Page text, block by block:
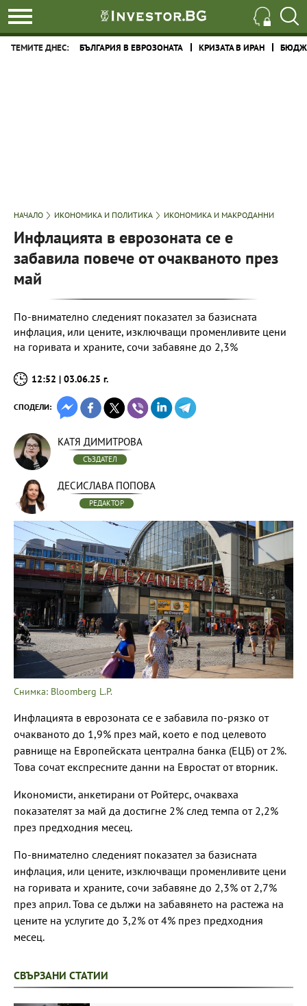
ТЕМИТЕ ДНЕС: БЪЛГАРИЯ В ЕВРОЗОНАТА КРИЗАТА В ИРАН
НАЧАЛО ИКОНОМИКА И ПОЛИТИКА ИКОНОМИКА И МАКРОДАННИ
Инфлацията в еврозоната се е
забавила повече от очакваното през
май
По-внимателно следеният показател за базисната
инфлация, или цените, изключващи променливите цени
на горивата и храните, сочи забавяне до 2,3%
12:52 | 03.06.25 г.
СПОДЕЛИ:
КАТЯ ДИМИТРОВА
СЪЗДАТЕЛ
ДЕСИСЛАВА ПОПОВА
РЕДАКТОР
Снимка: Bloomberg L.P.
Инфлацията в еврозоната се е забавила по-рязко от
очакваното до 1,9% през май, което е под целевото
равнище на Европейската централна банка (ЕЦБ) от 2%.
Това сочат експресните данни на Евростат от вторник.
Икономисти, анкетирани от Ройтерс, очакваха
показателят за май да достигне 2% след темпа от 2,2%
през предходния месец.
По-внимателно следеният показател за базисната
инфлация, или цените, изключващи променливите цени
на горивата и храните, сочи забавяне до 2,3% от 2,7%
през април. Това се дължи на забавянето на растежа на
цените на услугите до 3,2% от 4% през предходния
месец.
СВЪРЗАНИ СТАТИИ